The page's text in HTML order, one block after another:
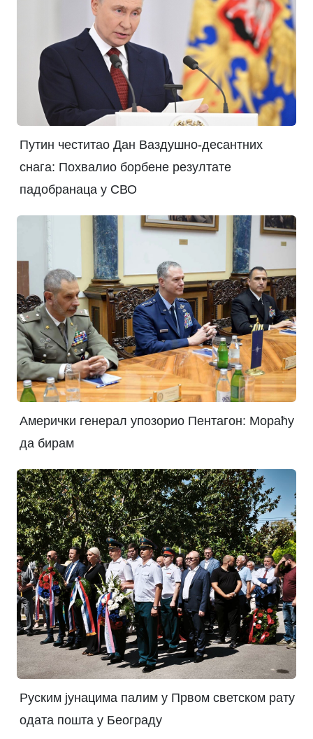
Путин честитао Дан Ваздушно-десантних
снага: Похвалио борбене резултате
падобранаца у СВО
Амерички генерал упозорио Пентагон: Мораћу
да бирам
Руским јунацима палим у Првом светском рату
одата пошта у Београду